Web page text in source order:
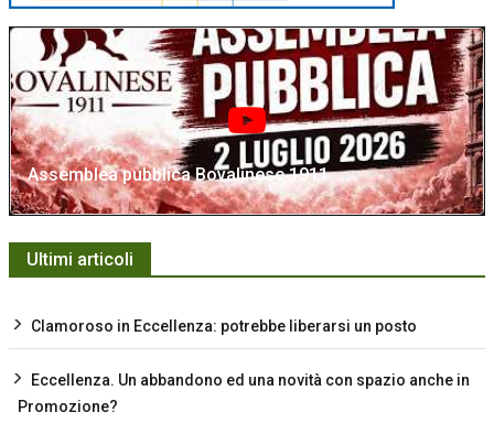
Assemblea pubblica Bovalinese 1911
Ultimi articoli
Clamoroso in Eccellenza: potrebbe liberarsi un posto
Eccellenza. Un abbandono ed una novità con spazio anche in
Promozione?